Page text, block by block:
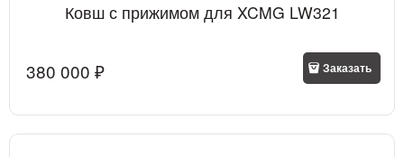
Ковш с прижимом для XCMG LW321
380 000 ₽ Заказать